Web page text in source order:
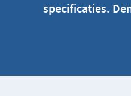
specificaties.